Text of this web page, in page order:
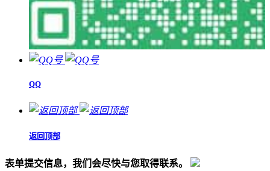
QQ
返回顶部
表单提交信息，我们会尽快与您取得联系。